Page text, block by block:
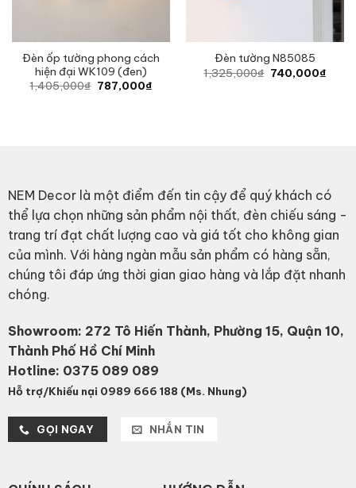
Đèn ốp tường phong cách
hiện đại WK109 (đen)
1,405,000₫ Original
price
787,000₫Current
Đèn tường N85085
1,325,000₫ Original
price
740,000₫
NEM Decor là một điểm đến tin cậy để quý khách có
thể lựa chọn những sản phẩm nội thất, đèn chiếu sáng -
trang trí đạt chất lượng cao và giá tốt cho không gian
của mình. Với hàng ngàn mẫu sản phẩm có hàng sẵn,
chúng tôi đáp ứng thời gian giao hàng và lắp đặt nhanh
chóng.
Showroom: 272 Tô Hiến Thành, Phường 15, Quận 10,
Thành Phố Hồ Chí Minh
Hotline: 0375 089 089
Hỗ trợ/Khiếu nại 0989 666 188 (Ms. Nhung)
GỌI NGAY NHẮN TIN